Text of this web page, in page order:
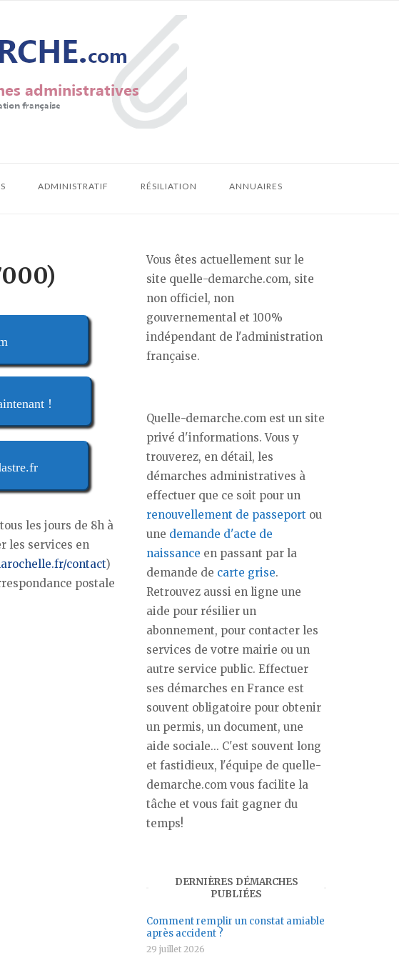
ADMINISTRATIF RÉSILIATION ANNUAIRES
!
les jours de 8h à
les services en
contact)
postale
Vous êtes actuellement sur le
site quelle-demarche.com, site
non officiel, non
gouvernemental et 100%
indépendant de l'administration
française.
Quelle-demarche.com est un site
privé d'informations. Vous y
trouverez, en détail, les
démarches administratives à
effectuer que ce soit pour un
renouvellement de passeport ou
une demande d'acte de
naissance en passant par la
demande de carte grise.
Retrouvez aussi en ligne une
aide pour résilier un
abonnement, pour contacter les
services de votre mairie ou un
autre service public. Effectuer
ses démarches en France est
souvent obligatoire pour obtenir
un permis, un document, une
aide sociale... C'est souvent long
et fastidieux, l'équipe de quelle-
demarche.com vous facilite la
tâche et vous fait gagner du
temps!
DERNIÈRES DÉMARCHES
PUBLIÉES
Comment remplir un constat amiable
après accident ?
29 juillet 2026